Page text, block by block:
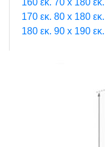
160 εκ. 70 x 180 εκ.
170 εκ. 80 x 180 εκ.
180 εκ. 90 x 190 εκ.